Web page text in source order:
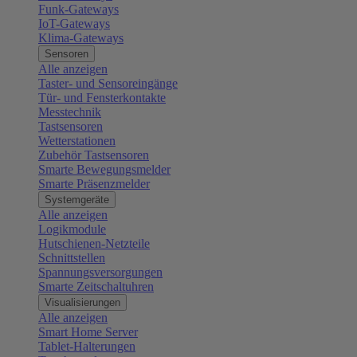
Funk-Gateways
IoT-Gateways
Klima-Gateways
Sensoren
Alle anzeigen
Taster- und Sensoreingänge
Tür- und Fensterkontakte
Messtechnik
Tastsensoren
Wetterstationen
Zubehör Tastsensoren
Smarte Bewegungsmelder
Smarte Präsenzmelder
Systemgeräte
Alle anzeigen
Logikmodule
Hutschienen-Netzteile
Schnittstellen
Spannungsversorgungen
Smarte Zeitschaltuhren
Visualisierungen
Alle anzeigen
Smart Home Server
Tablet-Halterungen